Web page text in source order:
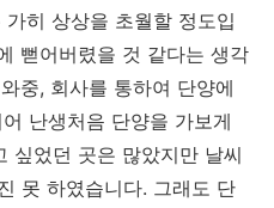
히 상상을 초월할 정도입
뻗어버렸을 것 같다는 생각
중, 회사를 통하여 단양에
난생처음 단양을 가보게
싶었던 곳은 많았지만 날씨
못 하였습니다. 그래도 단